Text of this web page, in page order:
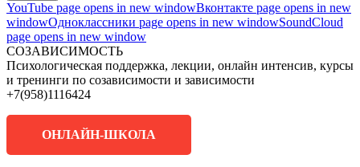
YouTube page opens in new windowВконтакте page opens in new
windowОдноклассники page opens in new windowSoundCloud
page opens in new window
СОЗАВИСИМОСТЬ
Психологическая поддержка, лекции, онлайн интенсив, курсы
и тренинги по созависимости и зависимости
+7(958)1116424
ОНЛАЙН-ШКОЛА